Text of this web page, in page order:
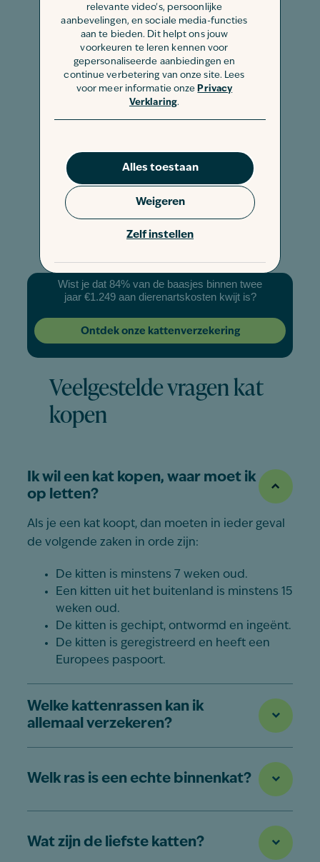
relevante video's, persoonlijke
aanbevelingen, en sociale media-functies
aan te bieden. Dit helpt ons jouw
voorkeuren te leren kennen voor
gepersonaliseerde aanbiedingen en
continue verbetering van onze site. Lees
voor meer informatie onze Privacy
Verklaring.
Alles toestaan
Zelf instellen
Weigeren
een raskat kopen? Op onderstaande
pagina’s vind je alle informatie over
aanschaf, verzorging en het karakter van
de populairste kattenrassen in
Nederland:
Europese korthaar
Maine coon
Bengaal
Siberische kat
Noorse boskat
Blauwe Rus
Wist je dat 84% van de baasjes binnen twee
jaar €1.249 aan dierenartskosten kwijt is?
Ontdek onze kattenverzekering
Veelgestelde vragen kat
kopen
Ik wil een kat kopen, waar moet ik
op letten?
Als je een kat koopt, dan moeten in ieder geval
de volgende zaken in orde zijn:
De kitten is minstens 7 weken oud.
Een kitten uit het buitenland is minstens 15
weken oud.
De kitten is gechipt, ontwormd en ingeënt.
De kitten is geregistreerd en heeft een
Europees paspoort.
Welke kattenrassen kan ik
allemaal verzekeren?
Welk ras is een echte binnenkat?
Wat zijn de liefste katten?